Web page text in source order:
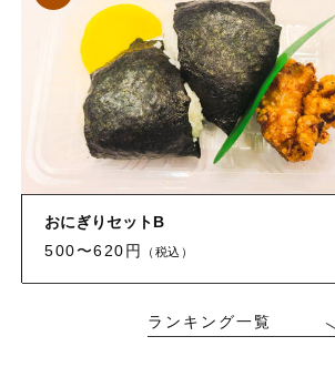
おにぎりセットB
500〜620円
（税込）
ランキング一覧